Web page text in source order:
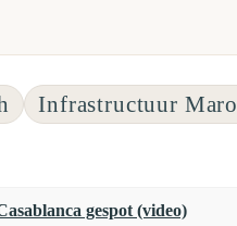
Infrastructuur
gespot (video)